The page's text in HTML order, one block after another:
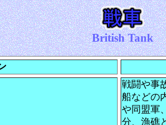
British Tank
戦闘や事
船などの
や同盟軍
分、漁礁